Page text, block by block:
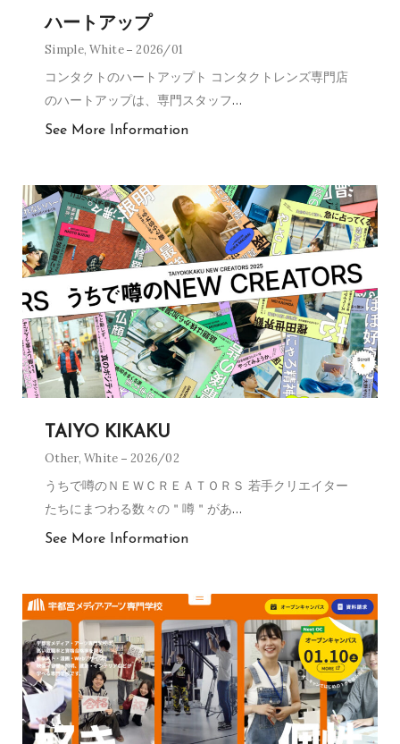
ハートアップ
Simple,White 2026/01
コンタクトのハートアップト コンタクトレンズ専門店
のハートアップは、専門スタッフ…
See More Information
TAIYO KIKAKU
Other,White 2026/02
うちで噂のＮＥＷＣＲＥＡＴＯＲＳ 若手クリエイター
たちにまつわる数々の＂噂＂があ…
See More Information